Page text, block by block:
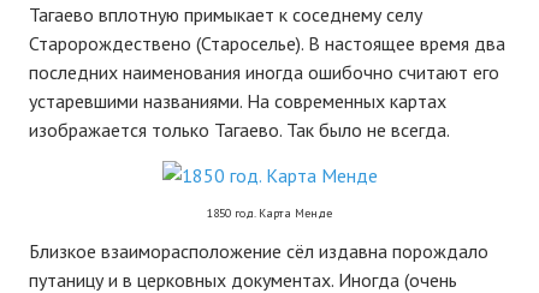
Тагаево вплотную примыкает к соседнему селу
Старорождествено (Староселье). В настоящее время два
последних наименования иногда ошибочно считают его
устаревшими названиями. На современных картах
изображается только Тагаево. Так было не всегда.
1850 год. Карта Менде
Близкое взаиморасположение сёл издавна порождало
путаницу и в церковных документах. Иногда (очень